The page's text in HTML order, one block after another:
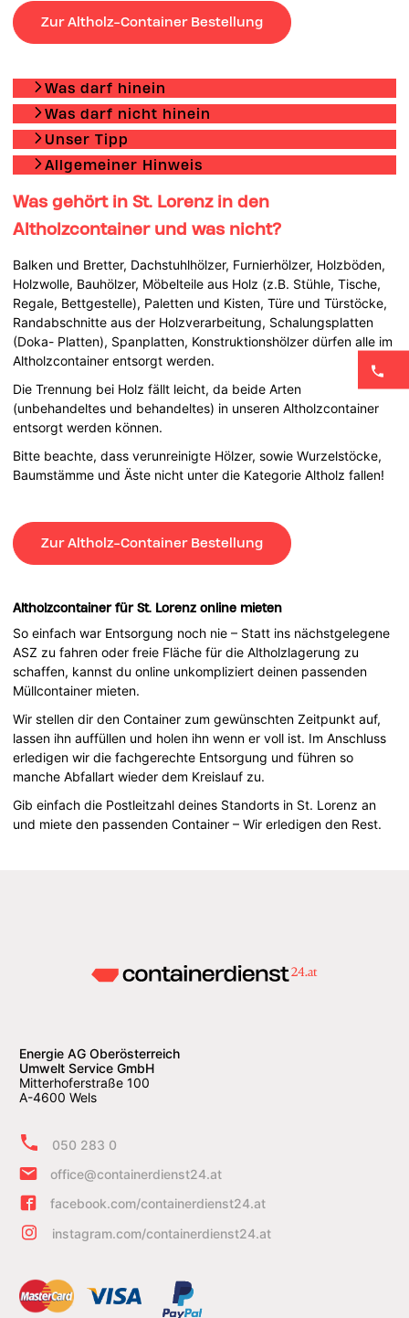
Zur Altholz-Container Bestellung
Was darf hinein
Was darf nicht hinein
Unser Tipp
Allgemeiner Hinweis
Was gehört in St. Lorenz in den
Altholzcontainer und was nicht?
Balken und Bretter, Dachstuhlhölzer, Furnierhölzer, Holzböden,
Holzwolle, Bauhölzer, Möbelteile aus Holz (z.B. Stühle, Tische,
Regale, Bettgestelle), Paletten und Kisten, Türe und Türstöcke,
Randabschnitte aus der Holzverarbeitung, Schalungsplatten
(Doka- Platten), Spanplatten, Konstruktionshölzer dürfen alle im
Altholzcontainer entsorgt werden.
Die Trennung bei Holz fällt leicht, da beide Arten
(unbehandeltes und behandeltes) in unseren Altholzcontainer
entsorgt werden können.
Bitte beachte, dass verunreinigte Hölzer, sowie Wurzelstöcke,
Baumstämme und Äste nicht unter die Kategorie Altholz fallen!
Zur Altholz-Container Bestellung
Altholzcontainer für St. Lorenz online mieten
So einfach war Entsorgung noch nie – Statt ins nächstgelegene
ASZ zu fahren oder freie Fläche für die Altholzlagerung zu
schaffen, kannst du online unkompliziert deinen passenden
Müllcontainer mieten.
Wir stellen dir den Container zum gewünschten Zeitpunkt auf,
lassen ihn auffüllen und holen ihn wenn er voll ist. Im Anschluss
erledigen wir die fachgerechte Entsorgung und führen so
manche Abfallart wieder dem Kreislauf zu.
Gib einfach die Postleitzahl deines Standorts in St. Lorenz an
und miete den passenden Container – Wir erledigen den Rest.
Energie AG Oberösterreich
Umwelt Service GmbH
Mitterhoferstraße 100
A-4600 Wels
050 283 0
office@containerdienst24.at
facebook.com/containerdienst24.at
instagram.com/containerdienst24.at